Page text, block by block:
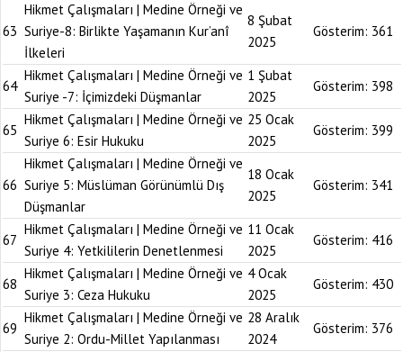
63
Hikmet Çalışmaları | Medine Örneği ve
Suriye-8: Birlikte Yaşamanın Kur’anî
İlkeleri
8 Şubat
2025
Gösterim: 361
64
Hikmet Çalışmaları | Medine Örneği ve
Suriye -7: İçimizdeki Düşmanlar
1 Şubat
2025
Gösterim: 398
65
Hikmet Çalışmaları | Medine Örneği ve
Suriye 6: Esir Hukuku
25 Ocak
2025
Gösterim: 399
66
Hikmet Çalışmaları | Medine Örneği ve
Suriye 5: Müslüman Görünümlü Dış
Düşmanlar
18 Ocak
2025
Gösterim: 341
67
Hikmet Çalışmaları | Medine Örneği ve
Suriye 4: Yetkililerin Denetlenmesi
11 Ocak
2025
Gösterim: 416
68
Hikmet Çalışmaları | Medine Örneği ve
Suriye 3: Ceza Hukuku
4 Ocak
2025
Gösterim: 430
69
Hikmet Çalışmaları | Medine Örneği ve
Suriye 2: Ordu-Millet Yapılanması
28 Aralık
2024
Gösterim: 376